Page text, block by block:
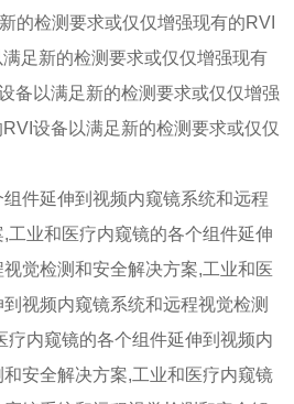
的检测要求或仅仅增强现有的RVI
足新的检测要求或仅仅增强现有
备以满足新的检测要求或仅仅增强
设备以满足新的检测要求或仅仅
件延伸到视频内窥镜系统和远程
工业和医疗内窥镜的各个组件延伸
觉检测和安全解决方案,工业和医
视频内窥镜系统和远程视觉检测
疗内窥镜的各个组件延伸到视频内
安全解决方案,工业和医疗内窥镜